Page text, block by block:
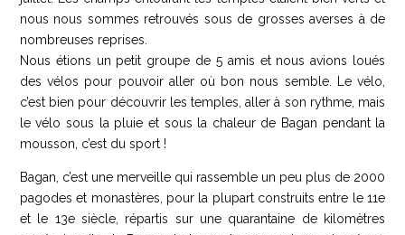
nous nous sommes retrouvés sous de grosses averses à de
nombreuses reprises.
Nous étions un petit groupe de 5 amis et nous avions loués
des vélos pour pouvoir aller où bon nous semble. Le vélo,
c’est bien pour découvrir les temples, aller à son rythme, mais
le vélo sous la pluie et sous la chaleur de Bagan pendant la
mousson, c’est du sport !
Bagan, c’est une merveille qui rassemble un peu plus de 2000
pagodes et monastères, pour la plupart construits entre le 11e
et le 13e siècle, répartis sur une quarantaine de kilomètres